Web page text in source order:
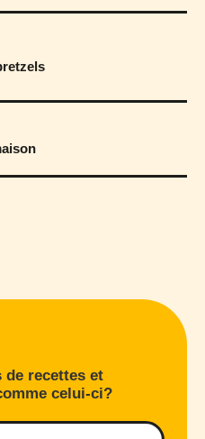
de recettes et
celui-ci?